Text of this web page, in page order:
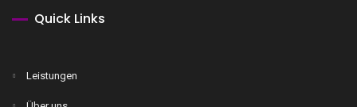
Quick Links
Leistungen